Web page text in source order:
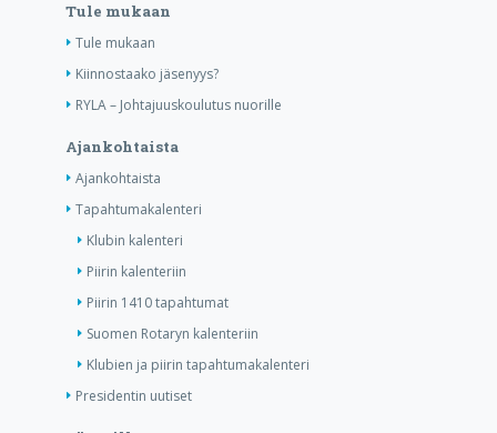
Tule mukaan
Tule mukaan
Kiinnostaako jäsenyys?
RYLA – Johtajuuskoulutus nuorille
Ajankohtaista
Ajankohtaista
Tapahtumakalenteri
Klubin kalenteri
Piirin kalenteriin
Piirin 1410 tapahtumat
Suomen Rotaryn kalenteriin
Klubien ja piirin tapahtumakalenteri
Presidentin uutiset